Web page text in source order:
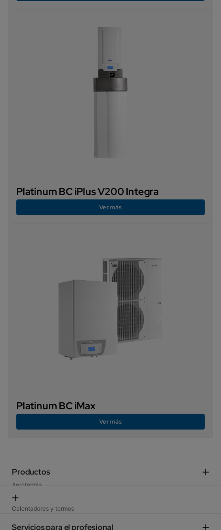
Platinum BC iPlus V200 Integra
Ver más
Platinum BC iMax
Ver más
Productos
Aerotermia
Calderas domésticas​
Aire acondicionado​
Calentadores y termos
Servicios para el profesional